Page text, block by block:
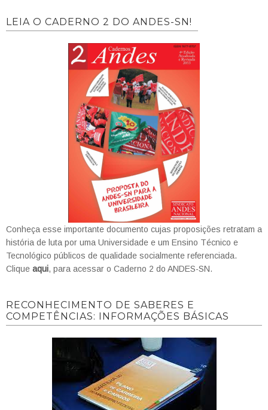
LEIA O CADERNO 2 DO ANDES-SN!
Conheça esse importante documento cujas proposições retratam a
história de luta por uma Universidade e um Ensino Técnico e
Tecnológico públicos de qualidade socialmente referenciada.
Clique aqui, para acessar o Caderno 2 do ANDES-SN.
RECONHECIMENTO DE SABERES E
COMPETÊNCIAS: INFORMAÇÕES BÁSICAS